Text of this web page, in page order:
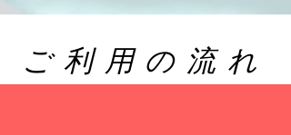
ご利用の流れ